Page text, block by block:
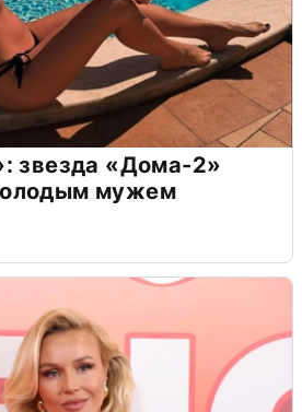
звезда «Дома-2»
мужем